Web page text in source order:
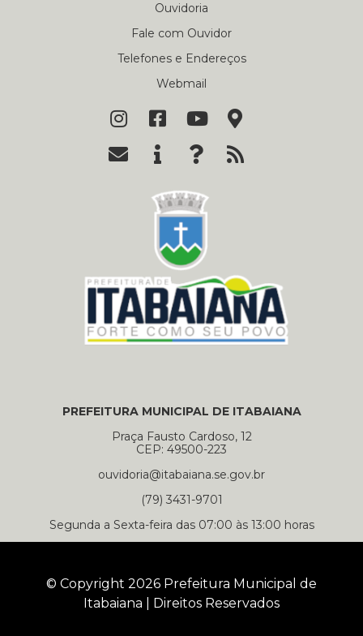
Ouvidoria
Fale com Ouvidor
Telefones e Endereços
Webmail
PREFEITURA MUNICIPAL DE ITABAIANA
Praça Fausto Cardoso, 12
CEP: 49500-223
ouvidoria@itabaiana.se.gov.br
(79) 3431-9701
Segunda a Sexta-feira das 07:00 às 13:00 horas
© Copyright 2026 Prefeitura Municipal de
Itabaiana | Direitos Reservados